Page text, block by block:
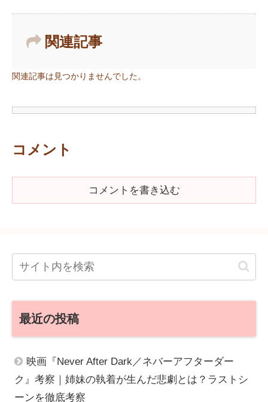
関連記事
関連記事は見つかりませんでした。
コメント
コメントを書き込む
最近の投稿
映画『Never After Dark／ネバーアフターダー
ク』考察｜姉妹の執着が生んだ悲劇とは？ラストシ
ーンを徹底考察